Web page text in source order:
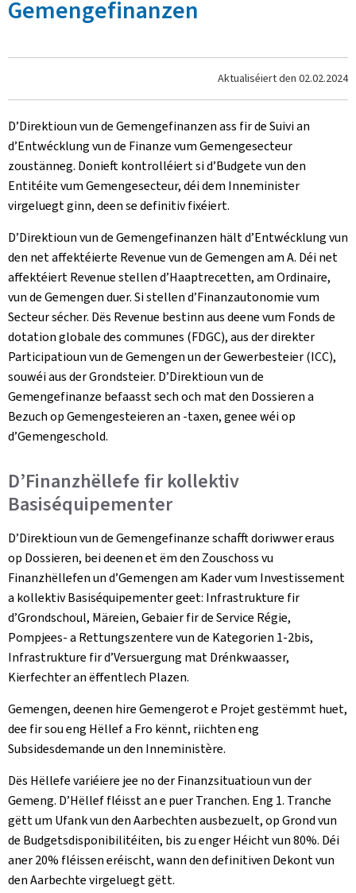
Gemengefinanzen
Aktualiséiert den 02.02.2024
D’Direktioun vun de Gemengefinanzen ass fir de Suivi an
d’Entwécklung vun de Finanze vum Gemengesecteur
zoustänneg. Donieft kontrolléiert si d’Budgete vun den
Entitéite vum Gemengesecteur, déi dem Inneminister
virgeluegt ginn, deen se definitiv fixéiert.
D’Direktioun vun de Gemengefinanzen hält d’Entwécklung vun
den net affektéierte Revenue vun de Gemengen am A. Déi net
affektéiert Revenue stellen d’Haaptrecetten, am Ordinaire,
vun de Gemengen duer. Si stellen d’Finanzautonomie vum
Secteur sécher. Dës Revenue bestinn aus deene vum Fonds de
dotation globale des communes (FDGC), aus der direkter
Participatioun vun de Gemengen un der Gewerbesteier (ICC),
souwéi aus der Grondsteier. D’Direktioun vun de
Gemengefinanze befaasst sech och mat den Dossieren a
Bezuch op Gemengesteieren an -taxen, genee wéi op
d’Gemengeschold.
D’Finanzhëllefe fir kollektiv
Basiséquipementer
D’Direktioun vun de Gemengefinanze schafft doriwwer eraus
op Dossieren, bei deenen et ëm den Zouschoss vu
Finanzhëllefen un d’Gemengen am Kader vum Investissement
a kollektiv Basiséquipementer geet: Infrastrukture fir
d’Grondschoul, Märeien, Gebaier fir de Service Régie,
Pompjees- a Rettungszentere vun de Kategorien 1-2bis,
Infrastrukture fir d’Versuergung mat Drénkwaasser,
Kierfechter an ëffentlech Plazen.
Gemengen, deenen hire Gemengerot e Projet gestëmmt huet,
dee fir sou eng Hëllef a Fro kënnt, riichten eng
Subsidesdemande un den Inneministère.
Dës Hëllefe variéiere jee no der Finanzsituatioun vun der
Gemeng. D’Hëllef fléisst an e puer Tranchen. Eng 1. Tranche
gëtt um Ufank vun den Aarbechten ausbezuelt, op Grond vun
de Budgetsdisponibilitéiten, bis zu enger Héicht vun 80%. Déi
aner 20% fléissen eréischt, wann den definitiven Dekont vun
den Aarbechte virgeluegt gëtt.